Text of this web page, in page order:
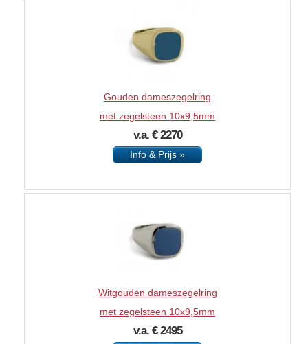
Gouden dameszegelring
met zegelsteen 10x9,5mm
v.a. € 2270
Info & Prijs »
Witgouden dameszegelring
met zegelsteen 10x9,5mm
v.a. € 2495